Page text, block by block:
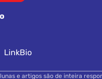
LinkBio
e artigos são de inteira